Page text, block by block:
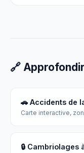
🔗
🚗 Accidents de
Carte interactive,
🔒 Cambriolages